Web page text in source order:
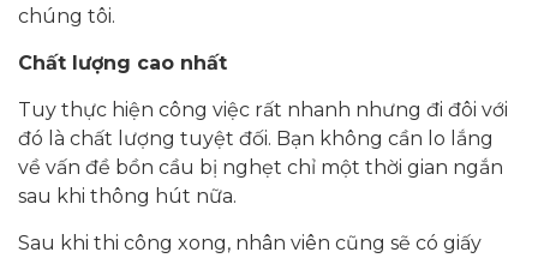
chúng tôi.
Chất lượng cao nhất
Tuy thực hiện công việc rất nhanh nhưng đi đôi với
đó là chất lượng tuyệt đối. Bạn không cần lo lắng
về vấn đề bồn cầu bị nghẹt chỉ một thời gian ngắn
sau khi thông hút nữa.
Sau khi thi công xong, nhân viên cũng sẽ có giấy